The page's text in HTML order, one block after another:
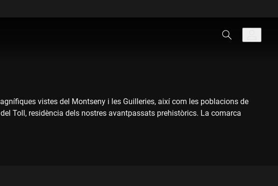
vistes del Montseny i les Guilleries, així com les poblacions de
Toll, residència dels nostres avantpassats prehistòrics. La comarca